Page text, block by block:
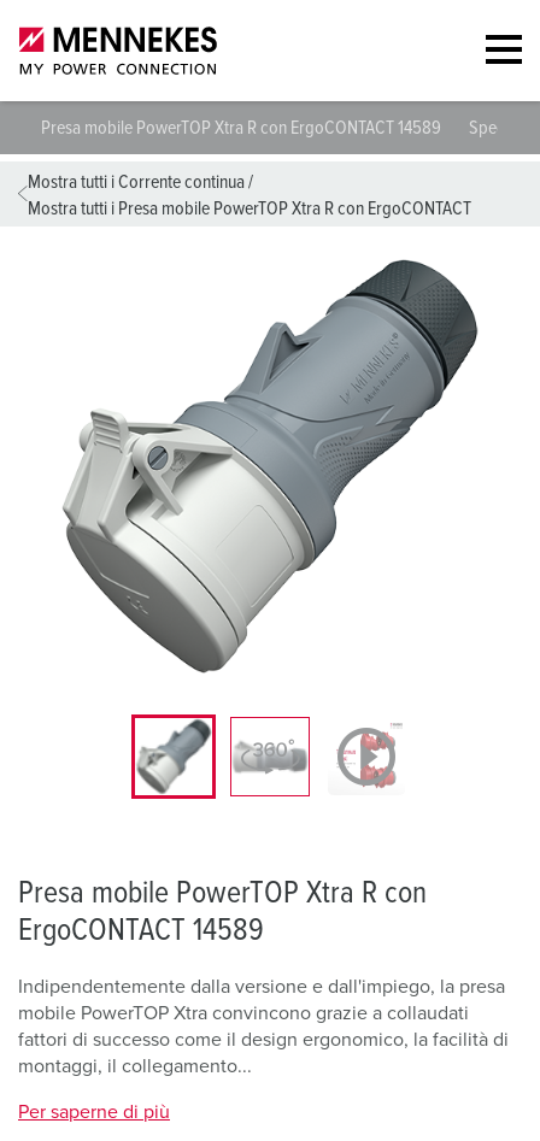
Presa mobile PowerTOP Xtra R con ErgoCONTACT 14589
Mostra tutti i Corrente continua/
Mostra tutti i Presa mobile PowerTOP Xtra R con ErgoCONTACT
Presa mobile PowerTOP Xtra R con
ErgoCONTACT 14589
Indipendentemente dalla versione e dall'impiego, la presa
mobile PowerTOP Xtra convincono grazie a collaudati
fattori di successo come il design ergonomico, la facilità di
montaggi, il collegamento...
Per saperne di più